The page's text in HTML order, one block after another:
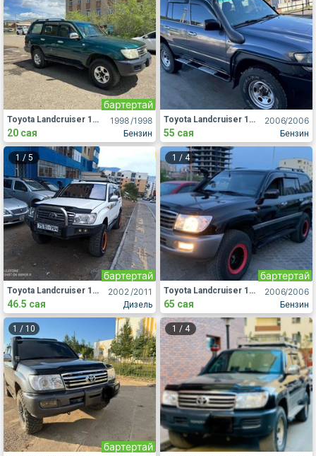
1998/1998
Бензин
бартертай
Toyota Landcruiser 105
20 сая
2006/2006
Бензин
Toyota Landcruiser 105
55 сая
1 / 5
2002/2011
Дизель
бартертай
Toyota Landcruiser 105
46.5 сая
1 / 4
2006/2006
Бензин
бартертай
Toyota Landcruiser 105
65 сая
1 / 10
бартертай
1 / 4